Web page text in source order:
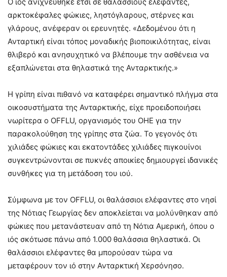
Ο ιός ανιχνεύθηκε έτσι σε θαλάσσιους ελέφαντες,
αρκτοκέφαλες φώκιες, ληστόγλαρους, στέρνες και
γλάρους, ανέφεραν οι ερευνητές. «Δεδομένου ότι η
Ανταρτική είναι τόπος μοναδικής βιοποικιλότητας, είναι
θλιβερό και ανησυχητικό να βλέπουμε την ασθένεια να
εξαπλώνεται στα θηλαστικά της Ανταρκτικής.»
Η γρίπη είναι πιθανό να καταφέρει σημαντικό πλήγμα στα
οικοσυστήματα της Ανταρκτικής, είχε προειδοποιήσει
νωρίτερα ο OFFLU, οργανισμός του ΟΗΕ για την
παρακολούθηση της γρίπης στα ζώα. Το γεγονός ότι
χιλιάδες φώκιες και εκατοντάδες χιλιάδες πιγκουίνοι
συγκεντρώνονται σε πυκνές αποικίες δημιουργεί ιδανικές
συνθήκες για τη μετάδοση του ιού.
Σύμφωνα με τον OFFLU, οι θαλάσσιοι ελέφαντες στο νησί
της Νότιας Γεωργίας δεν αποκλείεται να μολύνθηκαν από
φώκιες που μετανάστευαν από τη Νότια Αμερική, όπου ο
ιός σκότωσε πάνω από 1.000 θαλάσσια θηλαστικά. Οι
θαλάσσιοι ελέφαντες θα μπορούσαν τώρα να
μεταφέρουν τον ιό στην Ανταρκτική Χερσόνησο.